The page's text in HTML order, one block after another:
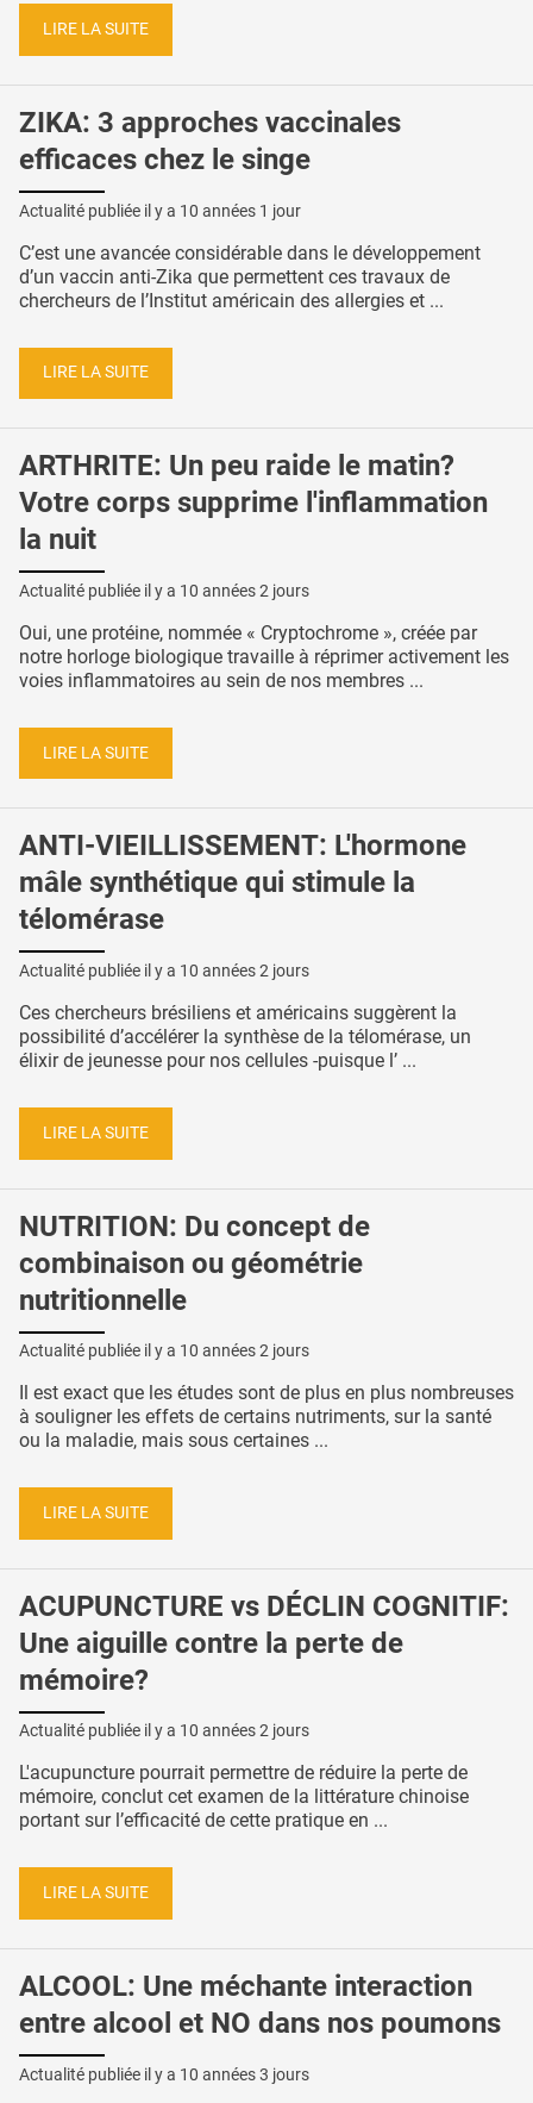
LIRE LA SUITE
ZIKA: 3 approches vaccinales
efficaces chez le singe
Actualité publiée il y a 10 années 1 jour
C’est une avancée considérable dans le développement
d’un vaccin anti-Zika que permettent ces travaux de
chercheurs de l’Institut américain des allergies et ...
LIRE LA SUITE
ARTHRITE: Un peu raide le matin?
Votre corps supprime l'inflammation
la nuit
Actualité publiée il y a 10 années 2 jours
Oui, une protéine, nommée « Cryptochrome », créée par
notre horloge biologique travaille à réprimer activement les
voies inflammatoires au sein de nos membres ...
LIRE LA SUITE
ANTI-VIEILLISSEMENT: L'hormone
mâle synthétique qui stimule la
télomérase
Actualité publiée il y a 10 années 2 jours
Ces chercheurs brésiliens et américains suggèrent la
possibilité d’accélérer la synthèse de la télomérase, un
élixir de jeunesse pour nos cellules -puisque l’ ...
LIRE LA SUITE
NUTRITION: Du concept de
combinaison ou géométrie
nutritionnelle
Actualité publiée il y a 10 années 2 jours
Il est exact que les études sont de plus en plus nombreuses
à souligner les effets de certains nutriments, sur la santé
ou la maladie, mais sous certaines ...
LIRE LA SUITE
ACUPUNCTURE vs DÉCLIN COGNITIF:
Une aiguille contre la perte de
mémoire?
Actualité publiée il y a 10 années 2 jours
L'acupuncture pourrait permettre de réduire la perte de
mémoire, conclut cet examen de la littérature chinoise
portant sur l’efficacité de cette pratique en ...
LIRE LA SUITE
ALCOOL: Une méchante interaction
entre alcool et NO dans nos poumons
Actualité publiée il y a 10 années 3 jours